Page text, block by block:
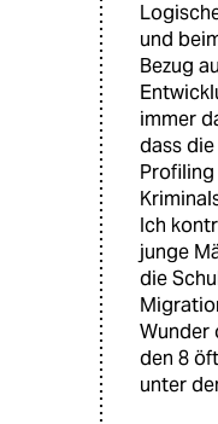
und
Bezug
immer
dass
Ich
junge
die
Wunder
den 8
unter